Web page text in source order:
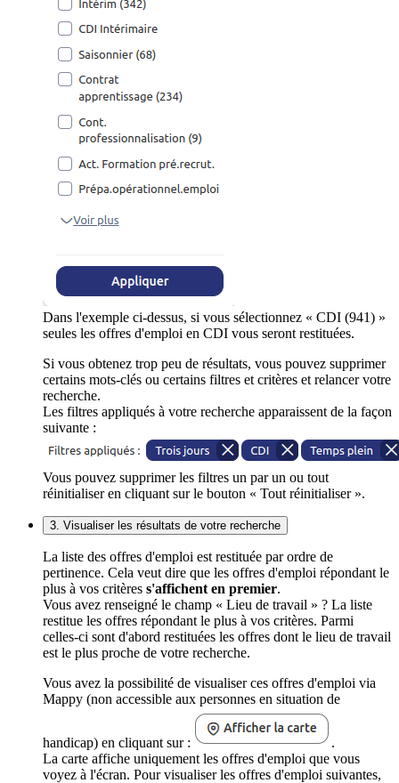
Dans l'exemple ci-dessus, si vous sélectionnez « CDI (941) »
seules les offres d'emploi en CDI vous seront restituées.
Si vous obtenez trop peu de résultats, vous pouvez supprimer
certains mots-clés ou certains filtres et critères et relancer votre
recherche.
Les filtres appliqués à votre recherche apparaissent de la façon
suivante :
Vous pouvez supprimer les filtres un par un ou tout
réinitialiser en cliquant sur le bouton « Tout réinitialiser ».
3. Visualiser les résultats de votre recherche
La liste des offres d'emploi est restituée par ordre de
pertinence. Cela veut dire que les offres d'emploi répondant le
plus à vos critères s'affichent en premier.
Vous avez renseigné le champ « Lieu de travail » ? La liste
restitue les offres répondant le plus à vos critères. Parmi
celles-ci sont d'abord restituées les offres dont le lieu de travail
est le plus proche de votre recherche.
Vous avez la possibilité de visualiser ces offres d'emploi via
Mappy (non accessible aux personnes en situation de
handicap) en cliquant sur :
.
La carte affiche uniquement les offres d'emploi que vous
voyez à l'écran. Pour visualiser les offres d'emploi suivantes,